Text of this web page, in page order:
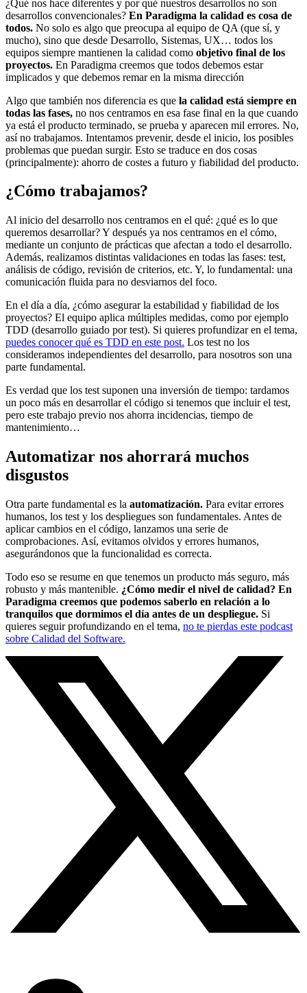
¿Qué nos hace diferentes y por qué nuestros desarrollos no son
desarrollos convencionales? En Paradigma la calidad es cosa de
todos. No solo es algo que preocupa al equipo de QA (que sí, y
mucho), sino que desde Desarrollo, Sistemas, UX… todos los
equipos siempre mantienen la calidad como objetivo final de los
proyectos. En Paradigma creemos que todos debemos estar
implicados y que debemos remar en la misma dirección
Algo que también nos diferencia es que la calidad está siempre en
todas las fases, no nos centramos en esa fase final en la que cuando
ya está el producto terminado, se prueba y aparecen mil errores. No,
así no trabajamos. Intentamos prevenir, desde el inicio, los posibles
problemas que puedan surgir. Esto se traduce en dos cosas
(principalmente): ahorro de costes a futuro y fiabilidad del producto.
¿Cómo trabajamos?
Al inicio del desarrollo nos centramos en el qué: ¿qué es lo que
queremos desarrollar? Y después ya nos centramos en el cómo,
mediante un conjunto de prácticas que afectan a todo el desarrollo.
Además, realizamos distintas validaciones en todas las fases: test,
análisis de código, revisión de criterios, etc. Y, lo fundamental: una
comunicación fluida para no desviarnos del foco.
En el día a día, ¿cómo asegurar la estabilidad y fiabilidad de los
proyectos? El equipo aplica múltiples medidas, como por ejemplo
TDD (desarrollo guiado por test). Si quieres profundizar en el tema,
puedes conocer qué es TDD en este post. Los test no los
consideramos independientes del desarrollo, para nosotros son una
parte fundamental.
Es verdad que los test suponen una inversión de tiempo: tardamos
un poco más en desarrollar el código si tenemos que incluir el test,
pero este trabajo previo nos ahorra incidencias, tiempo de
mantenimiento…
Automatizar nos ahorrará muchos
disgustos
Otra parte fundamental es la automatización. Para evitar errores
humanos, los test y los despliegues son fundamentales. Antes de
aplicar cambios en el código, lanzamos una serie de
comprobaciones. Así, evitamos olvidos y errores humanos,
asegurándonos que la funcionalidad es correcta.
Todo eso se resume en que tenemos un producto más seguro, más
robusto y más mantenible. ¿Cómo medir el nivel de calidad? En
Paradigma creemos que podemos saberlo en relación a lo
tranquilos que dormimos el día antes de un despliegue. Si
quieres seguir profundizando en el tema, no te pierdas este podcast
sobre Calidad del Software.